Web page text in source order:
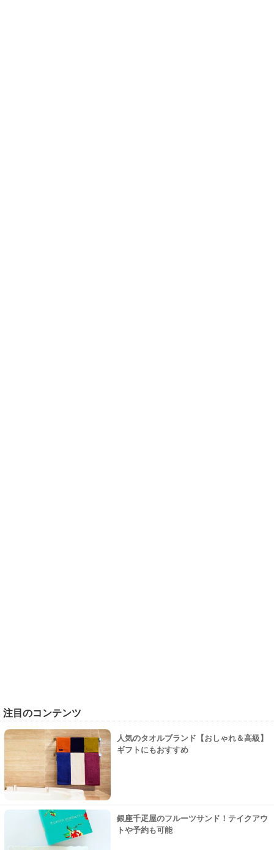
注目のコンテンツ
人気のタオルブランド【おしゃれ＆高級】
ギフトにもおすすめ
銀座千疋屋のフルーツサンド！テイクアウ
トや予約も可能